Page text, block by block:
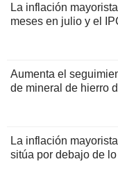
La inflación
meses en julio y el
Aumenta el
de mineral de hierro
La inflación
sitúa por debajo de